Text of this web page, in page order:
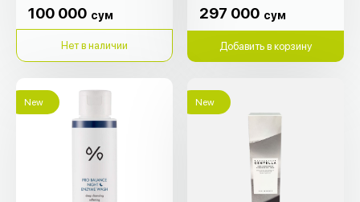
100 000 сум
Нет в наличии
297 000 сум
Добавить в корзину
New New